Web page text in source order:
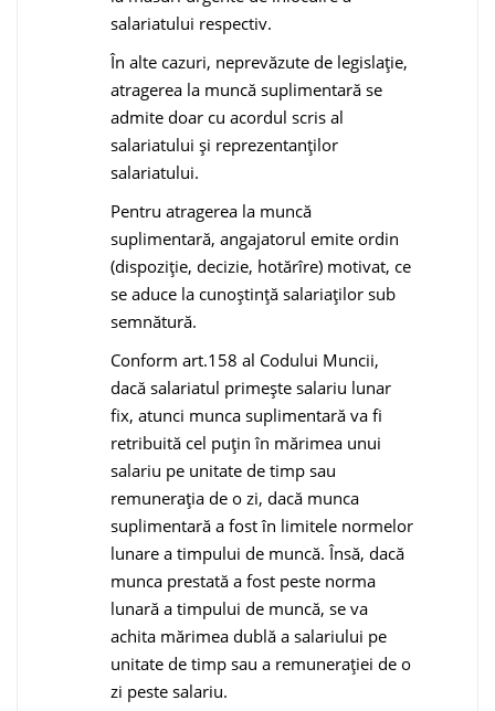
salariatului respectiv.
În alte cazuri, neprevăzute de legislaţie,
atragerea la muncă suplimentară se
admite doar cu acordul scris al
salariatului şi reprezentanţilor
salariatului.
Pentru atragerea la muncă
suplimentară, angajatorul emite ordin
(dispoziţie, decizie, hotărîre) motivat, ce
se aduce la cunoştinţă salariaţilor sub
semnătură.
Conform art.158 al Codului Muncii,
dacă salariatul primeşte salariu lunar
fix, atunci munca suplimentară va fi
retribuită cel puţin în mărimea unui
salariu pe unitate de timp sau
remuneraţia de o zi, dacă munca
suplimentară a fost în limitele normelor
lunare a timpului de muncă. Însă, dacă
munca prestată a fost peste norma
lunară a timpului de muncă, se va
achita mărimea dublă a salariului pe
unitate de timp sau a remuneraţiei de o
zi peste salariu.